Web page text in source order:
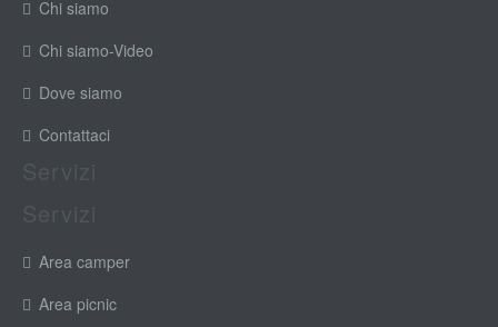
Chi siamo
Chi siamo-Video
Dove siamo
Contattaci
Area camper
Area picnic